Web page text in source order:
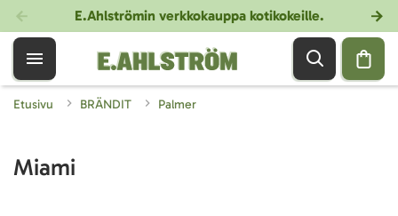
E.Ahlströmin verkkokauppa kotikokeille.
Etusivu BRÄNDIT Palmer
Miami